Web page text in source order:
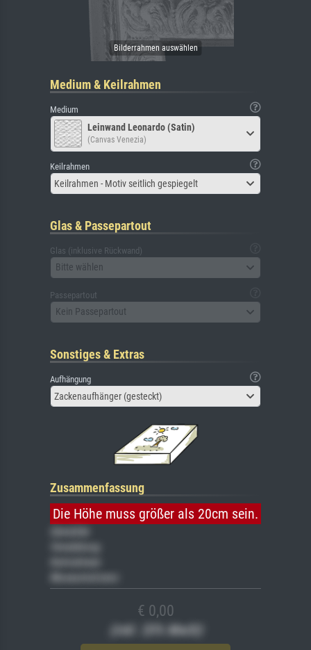
Medium & Keilrahmen
Medium
Leinwand Leonardo (Satin)
(Canvas Venezia)
Keilrahmen
Keilrahmen - Motiv seitlich gespiegelt
Glas & Passepartout
Glas (inklusive Rückwand)
Bitte wählen
Passepartout
Kein Passepartout
Sonstiges & Extras
Aufhängung
Zackenaufhänger (gesteckt)
Zusammenfassung
Die Höhe muss größer als 20cm sein.
Veredelung
Museumslizenz
€ 0,00
(inkl. 20% MwSt)